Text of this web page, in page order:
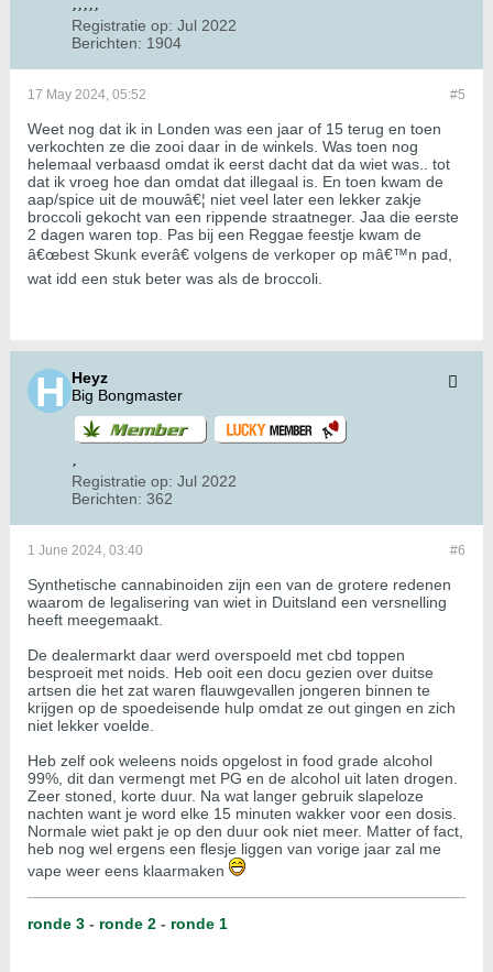
Registratie op: Jul 2022
Berichten: 1904
#5
17 May 2024, 05:52
Weet nog dat ik in Londen was een jaar of 15 terug en toen
verkochten ze die zooi daar in de winkels. Was toen nog
helemaal verbaasd omdat ik eerst dacht dat da wiet was.. tot
dat ik vroeg hoe dan omdat dat illegaal is. En toen kwam de
aap/spice uit de mouwâ€¦ niet veel later een lekker zakje
broccoli gekocht van een rippende straatneger. Jaa die eerste
2 dagen waren top. Pas bij een Reggae feestje kwam de
â€œbest Skunk everâ€ volgens de verkoper op mâ€™n pad,
wat idd een stuk beter was als de broccoli.
Heyz
Big Bongmaster
Registratie op: Jul 2022
Berichten: 362
#6
1 June 2024, 03:40
Synthetische cannabinoiden zijn een van de grotere redenen
waarom de legalisering van wiet in Duitsland een versnelling
heeft meegemaakt.
De dealermarkt daar werd overspoeld met cbd toppen
besproeit met noids. Heb ooit een docu gezien over duitse
artsen die het zat waren flauwgevallen jongeren binnen te
krijgen op de spoedeisende hulp omdat ze out gingen en zich
niet lekker voelde.
Heb zelf ook weleens noids opgelost in food grade alcohol
99%, dit dan vermengt met PG en de alcohol uit laten drogen.
Zeer stoned, korte duur. Na wat langer gebruik slapeloze
nachten want je word elke 15 minuten wakker voor een dosis.
Normale wiet pakt je op den duur ook niet meer. Matter of fact,
heb nog wel ergens een flesje liggen van vorige jaar zal me
vape weer eens klaarmaken
ronde 3 - ronde 2 - ronde 1